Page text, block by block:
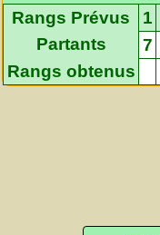
Rangs Prévus
1
Partants
7
Rangs obtenus